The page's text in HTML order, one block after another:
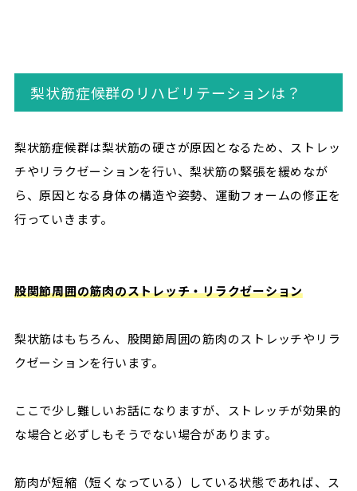
梨状筋症候群のリハビリテーションは？
梨状筋症候群は梨状筋の硬さが原因となるため、ストレッ
チやリラクゼーションを行い、梨状筋の緊張を緩めなが
ら、原因となる身体の構造や姿勢、運動フォームの修正を
行っていきます。
股関節周囲の筋肉のストレッチ・リラクゼーション
梨状筋はもちろん、股関節周囲の筋肉のストレッチやリラ
クゼーションを行います。
ここで少し難しいお話になりますが、ストレッチが効果的
な場合と必ずしもそうでない場合があります。
筋肉が短縮（短くなっている）している状態であれば、ス